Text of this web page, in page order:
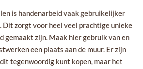
is handenarbeid vaak gebruikelijker
Dit zorgt voor heel veel prachtige unieke
gemaakt zijn. Maak hier gebruik van en
een plaats aan de muur. Er zijn
tegenwoordig kunt kopen, maar het